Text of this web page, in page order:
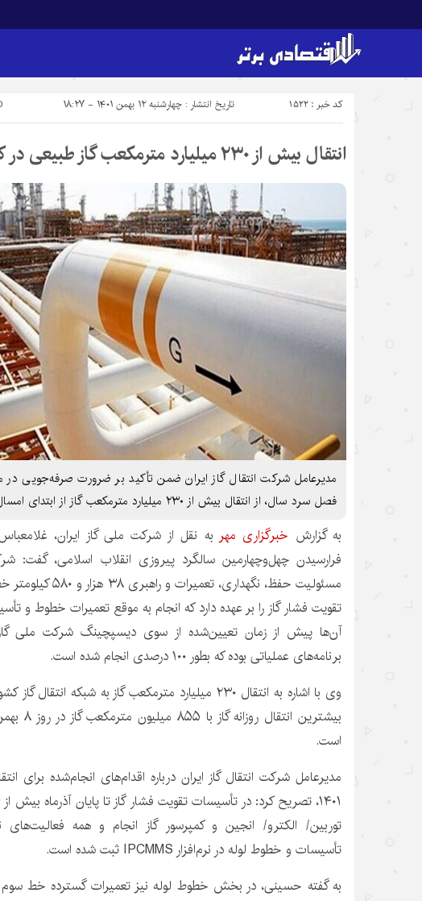
تاریخ انتشار : چهارشنبه ۱۲ بهمن ۱۴۰۱ - ۱۸:۲۷ کد خبر : 1522 0
انتقال بیش از ۲۳۰ میلیارد مترمکعب گاز طبیعی در کشور
مدیرعامل شرکت انتقال گاز ایران ضمن تأکید بر ضرورت صرفه‌جویی
فصل سرد سال، از انتقال بیش از ۲۳۰ میلیارد مترمکعب گاز از ابتدای امسال تاکنون خبر داد.
به گزارش خبرگزاری مهر به نقل از شرکت ملی گاز ایران،
فرارسیدنچهل‌وچهارمین سالگرد پیروزی انقلاب اسلامی، گفت:
تقویت فشار گاز را بر عهده دارد که انجام به موقع تعمیرات خطوط و
آن‌ها پیش از زمان تعیین‌شده از سوی دیسپچینگشرکت ملی گاز
برنامه‌های عملیاتی بوده که بطور
وی با اشاره به انتقال ۲۳۰ میلیارد مترمکعب گاز به شبکه
است.
مدیرعامل شرکت انتقال گاز ایران درباره اقدام‌های انجام‌شده برای
توربین/ الکترو/ انجین و کمپرسور گاز انجام و همه فعالیت‌های
تأسیسات و خطوط لوله در نرم‌افزار IPCMMS ثبت شده است.
به گفته حسینی، در بخش خطوط لوله نیز تعمیرات گسترده خط